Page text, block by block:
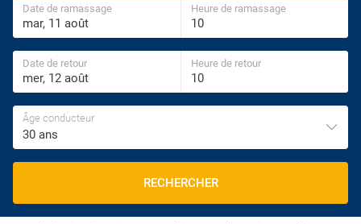
Date de ramassage Heure de ramassage
Date de retour Heure de retour
Âge conducteur
30 ans
RECHERCHER